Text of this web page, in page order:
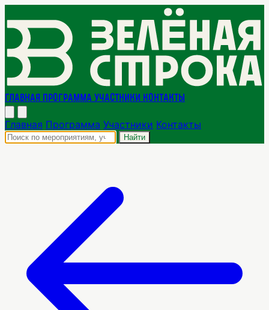
Главная Программа Участники Контакты
Главная Программа Участники Контакты
Найти